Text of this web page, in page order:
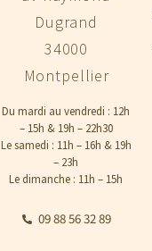
Dugrand
34000
Montpellier
Du mardi au vendredi : 12h
– 15h & 19h – 22h30
Le samedi : 11h – 16h & 19h
– 23h
Le dimanche : 11h – 15h
09 88 56 32 89